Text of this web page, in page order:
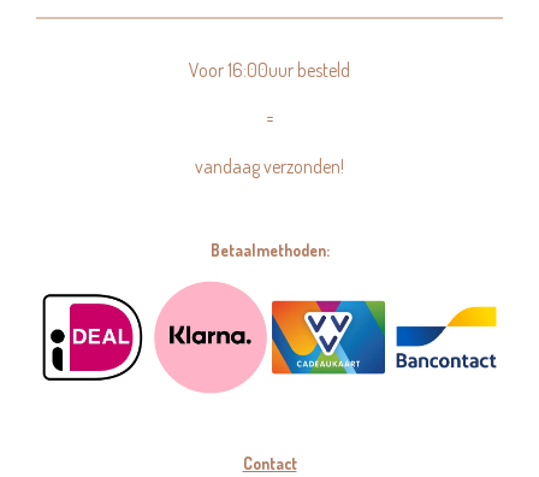
Voor 16:00uur besteld
=
vandaag verzonden!
Betaalmethoden:
Contact